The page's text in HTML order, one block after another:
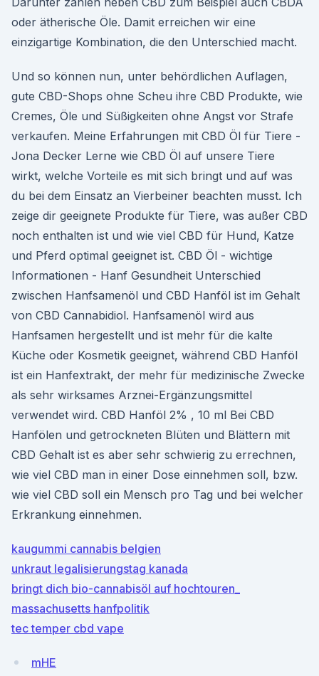
oder ätherische Öle. Damit erreichen wir eine
einzigartige Kombination, die den Unterschied macht.
Und so können nun, unter behördlichen Auflagen,
gute CBD-Shops ohne Scheu ihre CBD Produkte, wie
Cremes, Öle und Süßigkeiten ohne Angst vor Strafe
verkaufen. Meine Erfahrungen mit CBD Öl für Tiere -
Jona Decker Lerne wie CBD Öl auf unsere Tiere
wirkt, welche Vorteile es mit sich bringt und auf was
du bei dem Einsatz an Vierbeiner beachten musst. Ich
zeige dir geeignete Produkte für Tiere, was außer CBD
noch enthalten ist und wie viel CBD für Hund, Katze
und Pferd optimal geeignet ist. CBD Öl - wichtige
Informationen - Hanf Gesundheit Unterschied
zwischen Hanfsamenöl und CBD Hanföl ist im Gehalt
von CBD Cannabidiol. Hanfsamenöl wird aus
Hanfsamen hergestellt und ist mehr für die kalte
Küche oder Kosmetik geeignet, während CBD Hanföl
ist ein Hanfextrakt, der mehr für medizinische Zwecke
als sehr wirksames Arznei-Ergänzungsmittel
verwendet wird. CBD Hanföl 2% , 10 ml Bei CBD
Hanfölen und getrockneten Blüten und Blättern mit
CBD Gehalt ist es aber sehr schwierig zu errechnen,
wie viel CBD man in einer Dose einnehmen soll, bzw.
wie viel CBD soll ein Mensch pro Tag und bei welcher
Erkrankung einnehmen.
kaugummi cannabis belgien
unkraut legalisierungstag kanada
bringt dich bio-cannabisöl auf hochtouren_
massachusetts hanfpolitik
tec temper cbd vape
mHE